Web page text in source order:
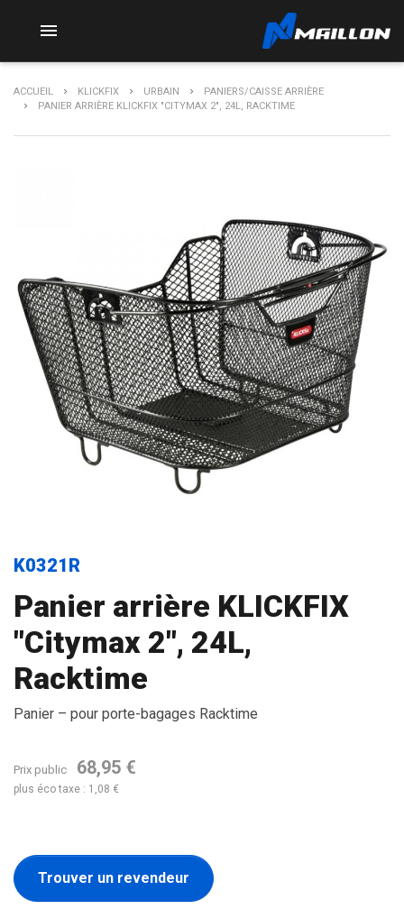

ACCUEIL KLICKFIX URBAIN
PANIERS/CAISSE ARRIÈRE
PANIER ARRIÈRE KLICKFIX "CITYMAX 2", 24L, RACKTIME
K0321R
Panier arrière KLICKFIX
"Citymax 2", 24L,
Racktime
Panier – pour porte-bagages Racktime
Prix public 68,95 €
plus éco taxe : 1,08 €
Trouver un revendeur